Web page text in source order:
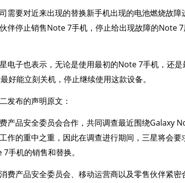
需要对近来出现的替换新手机出现的电池燃烧故
伴停止销售Note 7手机，停止给出现故障的Note
电子也表示，无论是使用最初的Note 7手机，还
好能立刻关机，停止继续使用这款设备。
发布的声明原文：
产品安全委员会合作，共同调查最近围绕Galaxy
作的重中之重，因此在调查进行期间，三星将会
手机的销售和替换。
费产品安全委员会、移动运营商以及零售伙伴紧